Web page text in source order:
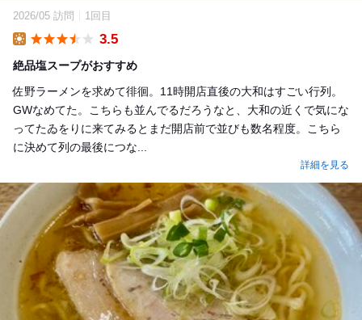
2026/05 訪問 1回目
3.5
絶品塩スープがおすすめ
佐野ラーメンを求めて徘徊。11時開店直後の大和はすごい行列。
GWなめてた。こちらも並んでるだろうなと、大和の近くで気にな
ってたゐをりに来てみるとまだ開店前で並びも数名程度。こちら
に決めて列の最後につな...
詳細を見る